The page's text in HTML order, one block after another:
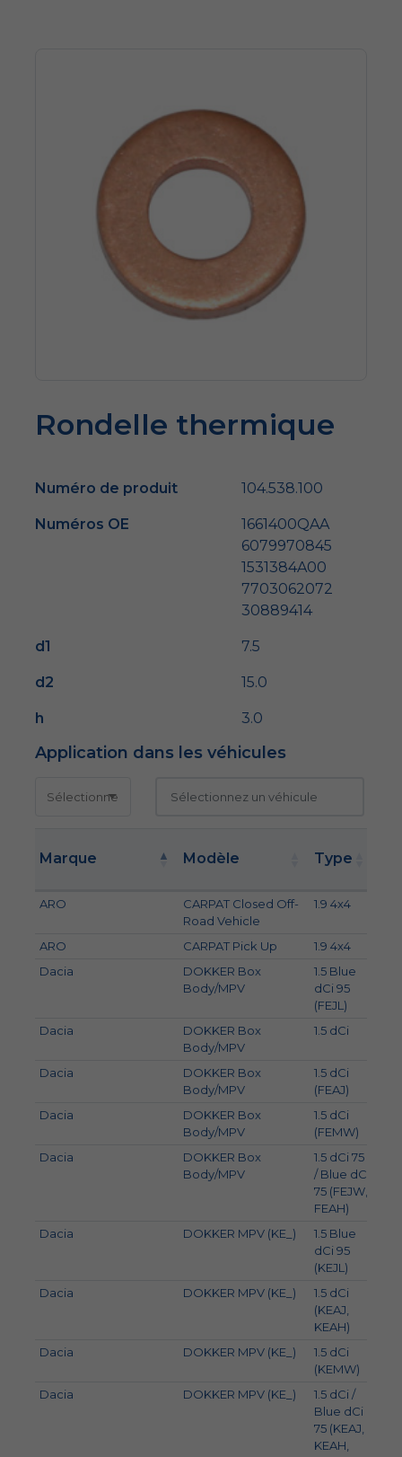
Rondelle thermique
Numéro de produit 104.538.100
Numéros OE
1661400QAA
6079970845
1531384A00
7703062072
30889414
d1 7.5
d2 15.0
h 3.0
Application dans les véhicules
Marque Modèle Type
ARO
CARPAT Closed Off-
Road Vehicle
1.9 4x4
ARO CARPAT Pick Up 1.9 4x4
Dacia
DOKKER Box
Body/MPV
1.5 Blue
dCi 95
(FEJL)
Dacia
DOKKER Box
Body/MPV
1.5 dCi
Dacia
DOKKER Box
Body/MPV
1.5 dCi
(FEAJ)
Dacia
DOKKER Box
Body/MPV
1.5 dCi
(FEMW)
Dacia
DOKKER Box
Body/MPV
1.5 dCi 75
/ Blue dCi
75 (FEJW,
FEAH)
Dacia DOKKER MPV (KE_)
1.5 Blue
dCi 95
(KEJL)
Dacia DOKKER MPV (KE_)
1.5 dCi
(KEAJ,
KEAH)
Dacia DOKKER MPV (KE_)
1.5 dCi
(KEMW)
Dacia DOKKER MPV (KE_)
1.5 dCi /
Blue dCi
75 (KEAJ,
KEAH,